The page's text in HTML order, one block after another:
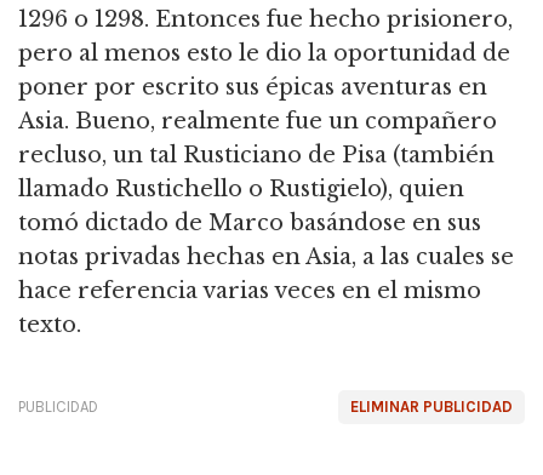
1296 o 1298. Entonces fue hecho prisionero,
pero al menos esto le dio la oportunidad de
poner por escrito sus épicas aventuras en
Asia. Bueno, realmente fue un compañero
recluso, un tal Rusticiano de Pisa (también
llamado Rustichello o Rustigielo), quien
tomó dictado de Marco basándose en sus
notas privadas hechas en Asia, a las cuales se
hace referencia varias veces en el mismo
texto.
ELIMINAR PUBLICIDAD
PUBLICIDAD